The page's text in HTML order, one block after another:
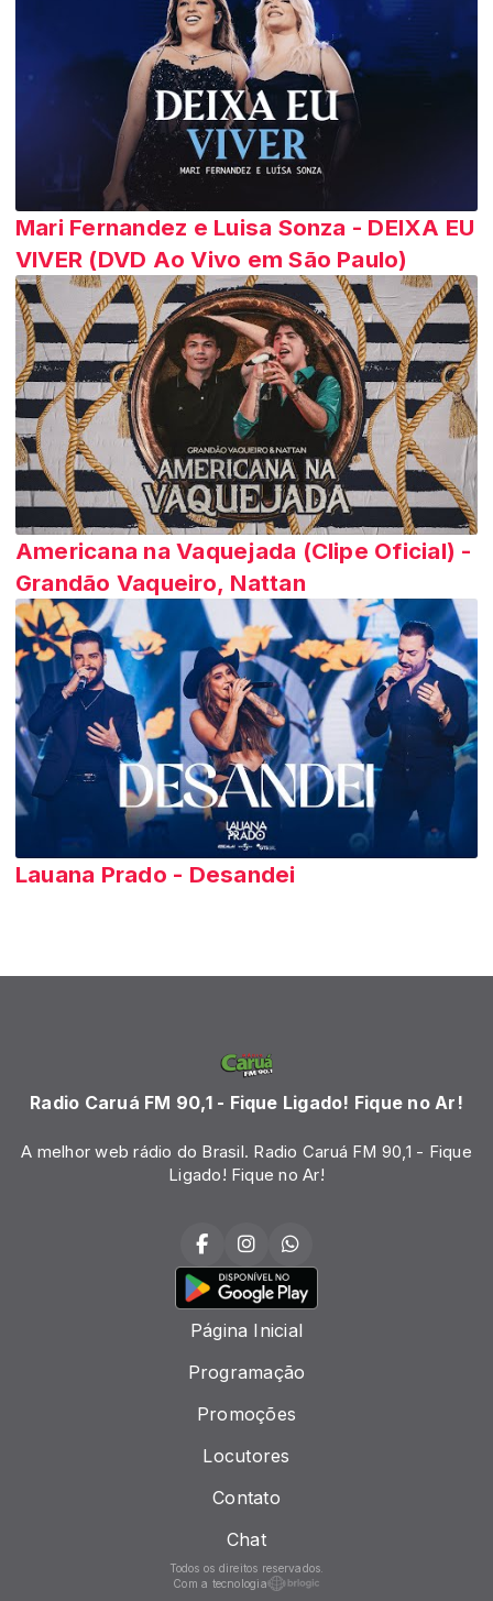
Mari Fernandez e Luisa Sonza - DEIXA EU
VIVER (DVD Ao Vivo em São Paulo)
Americana na Vaquejada (Clipe Oficial) -
Grandão Vaqueiro, Nattan
Lauana Prado - Desandei
Radio Caruá FM 90,1 - Fique Ligado! Fique no Ar!
A melhor web rádio do Brasil. Radio Caruá FM 90,1 - Fique
Ligado! Fique no Ar!
Página Inicial
Programação
Promoções
Locutores
Contato
Chat
Todos os direitos reservados.
Com a tecnologia